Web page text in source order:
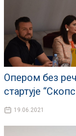
Опером без
стартује
19.06.2021